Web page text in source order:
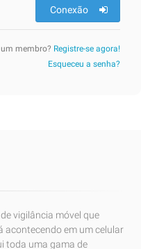
Conexão
membro? Registre-se agora!
Esqueceu a senha?
vigilância móvel que
acontecendo em um celular
toda uma gama de